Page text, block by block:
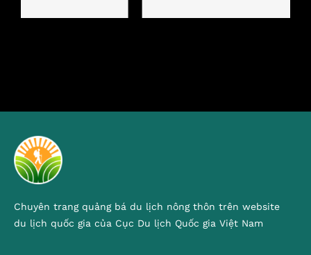
Chuyên trang quảng bá du lịch nông thôn trên website
du lịch quốc gia của Cục Du lịch Quốc gia Việt Nam